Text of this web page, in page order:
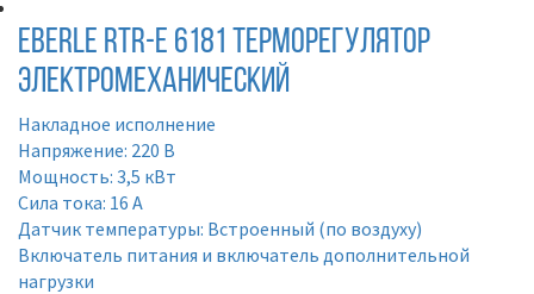
Eberle RTR-E 6181 Терморегулятор
электромеханический
Накладное исполнение
Напряжение: 220 В
Мощность: 3,5 кВт
Сила тока: 16 А
Датчик температуры: Встроенный (по воздуху)
Включатель питания и включатель дополнительной
нагрузки